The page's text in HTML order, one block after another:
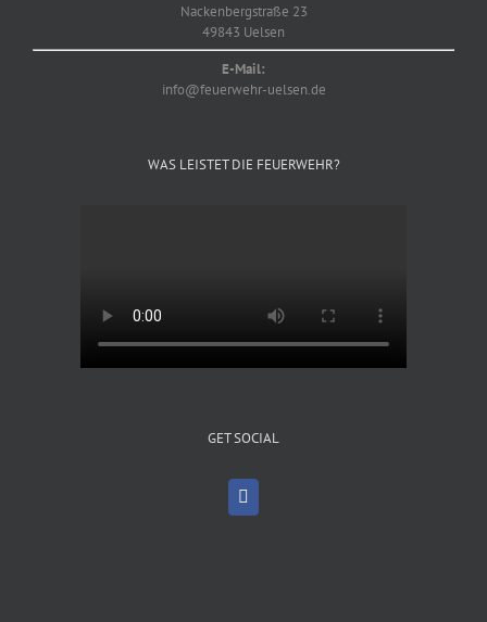
Nackenbergstraße 23
49843 Uelsen
E-Mail:
info@feuerwehr-uelsen.de
WAS LEISTET DIE FEUERWEHR?
GET SOCIAL